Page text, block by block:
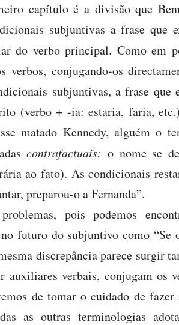
capítulo é a divisão que
subjuntivas a frase que
do verbo principal. Como em
verbos, conjugando-os
subjuntivas, a frase que
(verbo + -ia: estaria, faria,
matado Kennedy, alguém o
contrafactuais: o nome se
ao fato). As condicionais
preparou-o a Fernanda”.
pois podemos
futuro do subjuntivo como
discrepância parece surgir
auxiliares verbais, conjugam os
de tomar o cuidado de fazer
as outras terminologias